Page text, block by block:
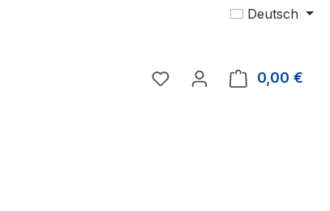
Deutsch
Du hast 0 Produkte auf
0,00 €